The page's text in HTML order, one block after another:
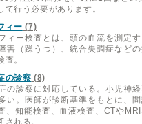
て行う必要があります。
ィー (7)
ィー検査とは、頭の血流を測定す
害（躁うつ）、統合失調症などの
。
の診察 (8)
の診察に対応している。小児神
い。医師が診断基準をもとに、
、知能検査、血液検査、CTや
される。